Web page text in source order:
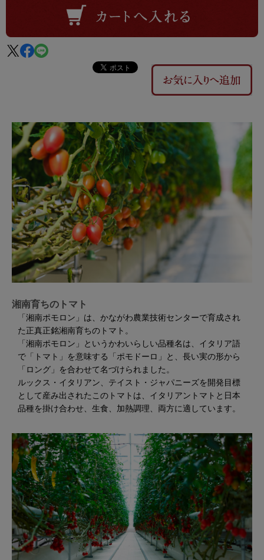
湘南育ちのトマト
「湘南ポモロン」は、かながわ農業技術センターで育成され
た正真正銘湘南育ちのトマト。
「湘南ポモロン」というかわいらしい品種名は、イタリア語
で「トマト」を意味する「ポモドーロ」と、長い実の形から
「ロング」を合わせて名づけられました。
ルックス・イタリアン、テイスト・ジャパニーズを開発目標
として産み出されたこのトマトは、イタリアントマトと日本
品種を掛け合わせ、生食、加熱調理、両方に適しています。